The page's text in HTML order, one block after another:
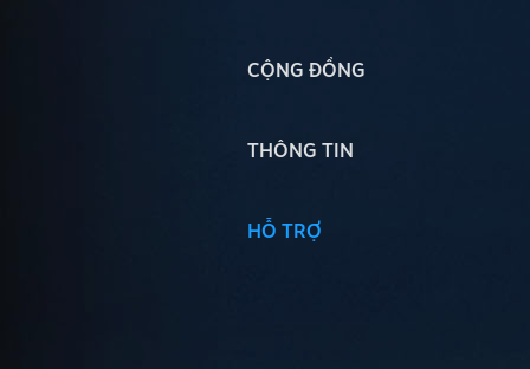
CỘNG ĐỒNG
THÔNG TIN
HỖ TRỢ